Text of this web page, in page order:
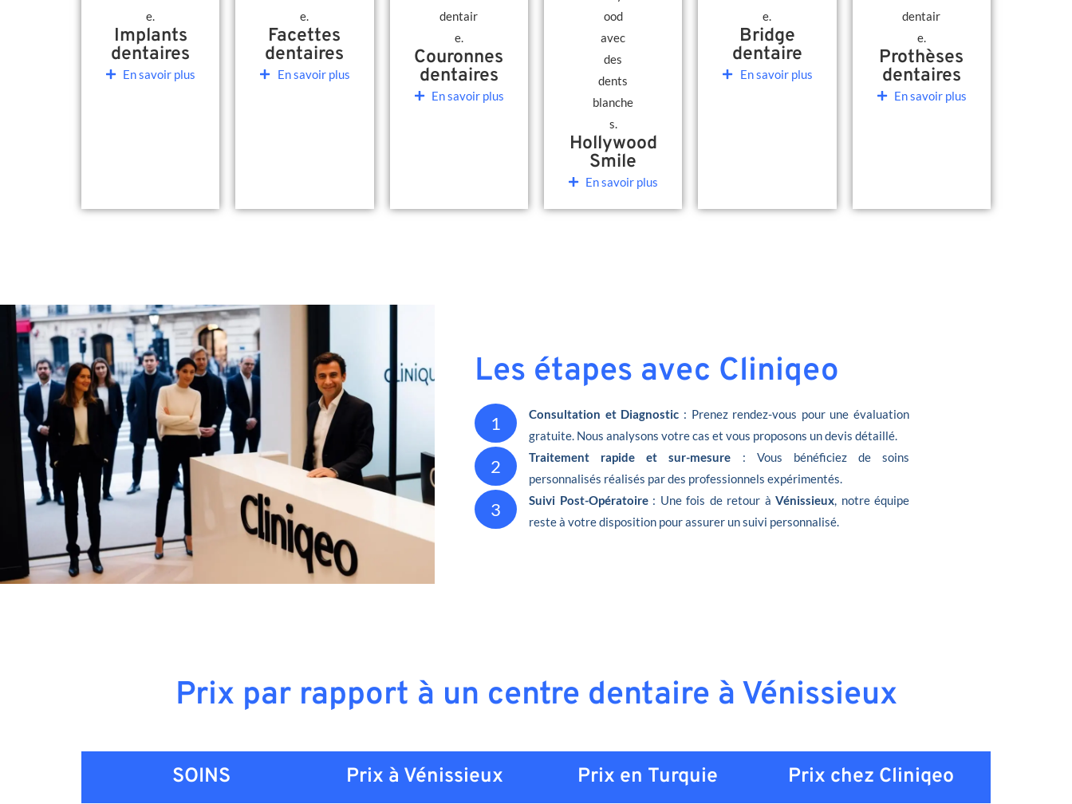
Implants
dentaires
En savoir plus
Facettes
dentaires
En savoir plus
Couronnes
dentaires
En savoir plus
Hollywood
Smile
En savoir plus
Bridge
dentaire
En savoir plus
Prothèses
dentaires
En savoir plus
Les étapes avec Cliniqeo
1 Consultation et Diagnostic : Prenez rendez-vous pour une évaluation
gratuite. Nous analysons votre cas et vous proposons un devis détaillé.
2 Traitement rapide et sur-mesure : Vous bénéficiez de soins
personnalisés réalisés par des professionnels expérimentés.
3 Suivi Post-Opératoire : Une fois de retour à Vénissieux, notre équipe
reste à votre disposition pour assurer un suivi personnalisé.
Prix par rapport à un centre dentaire à Vénissieux
SOINS Prix à Vénissieux Prix en Turquie Prix chez Cliniqeo